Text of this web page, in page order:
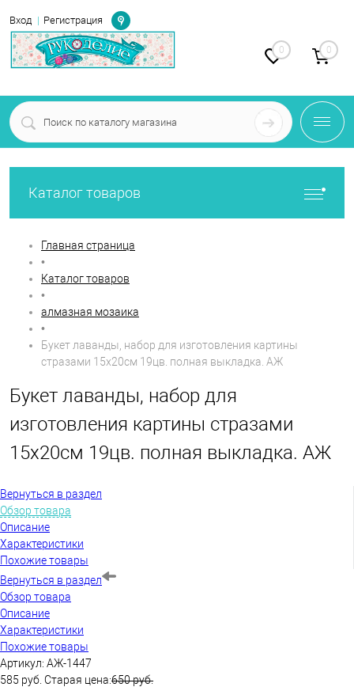
Вход Регистрация
Определение
0 0
Каталог товаров
Главная страница
•
Каталог товаров
•
алмазная мозаика
•
Букет лаванды, набор для изготовления картины
стразами 15х20см 19цв. полная выкладка. АЖ
Букет лаванды, набор для
изготовления картины стразами
15х20см 19цв. полная выкладка. АЖ
Вернуться в раздел
Обзор товара
Описание
Характеристики
Похожие товары
Вернуться в раздел
Обзор товара
Описание
Характеристики
Похожие товары
Артикул: АЖ-1447
585 руб. Старая цена:650 руб.